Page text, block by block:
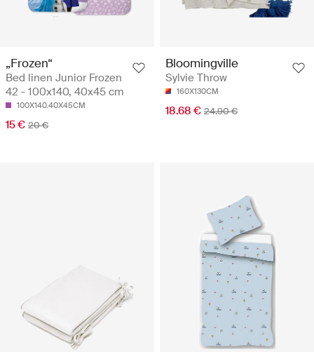
„Frozen“
Bed linen Junior Frozen
42 - 100x140, 40x45 cm
100X140.40X45CM
15 € 20 €
Bloomingville
Sylvie Throw
160X130CM
18.68 € 24.90 €